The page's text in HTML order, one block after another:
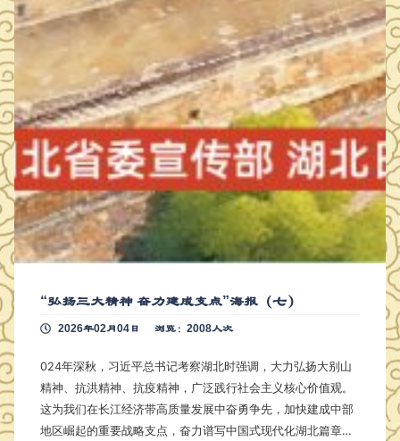
“弘扬三大精神 奋力建成支点”海报（七）
2026年02月04日 浏览：2008人次
024年深秋，习近平总书记考察湖北时强调，大力弘扬大别山
精神、抗洪精神、抗疫精神，广泛践行社会主义核心价值观。
这为我们在长江经济带高质量发展中奋勇争先，加快建成中部
地区崛起的重要战略支点，奋力谱写中国式现代化湖北篇章，